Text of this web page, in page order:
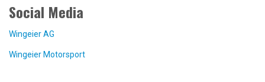
Social Media
Wingeier AG
Wingeier Motorsport